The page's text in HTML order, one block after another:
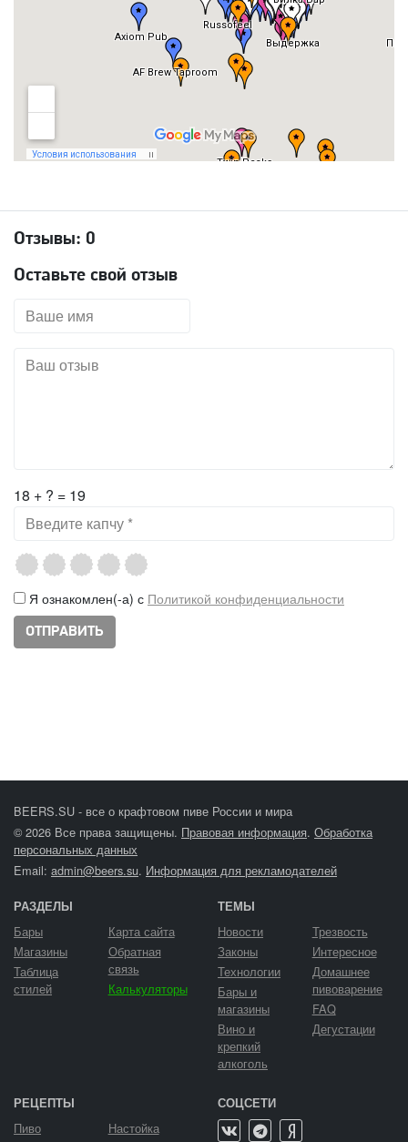
Отзывы: 0
Оставьте свой отзыв
18 + ? = 19
Я ознакомлен(-а) с Политикой конфиденциальности
BEERS.SU - все о крафтовом пиве России и мира
© 2026 Все права защищены. Правовая информация. Обработка
персональных данных
Email: admin@beers.su. Информация для рекламодателей
РАЗДЕЛЫ
Бары
Магазины
Таблица
стилей
Карта сайта
Обратная
связь
Калькуляторы
ТЕМЫ
Новости
Законы
Технологии
Бары и
магазины
Вино и
крепкий
алкоголь
Трезвость
Интересное
Домашнее
пивоварение
FAQ
Дегустации
РЕЦЕПТЫ
Пиво
Настойка
СОЦСЕТИ